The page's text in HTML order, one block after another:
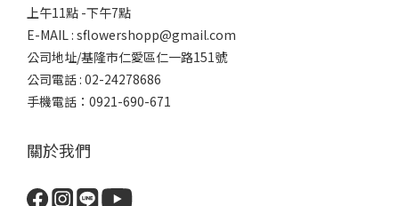
上午11點 -下午7點
E-MAIL : sflowershopp@gmail.com
公司地址/基隆市仁愛區仁一路151號
公司電話 : 02-24278686
手機電話：0921-690-671
關於我們